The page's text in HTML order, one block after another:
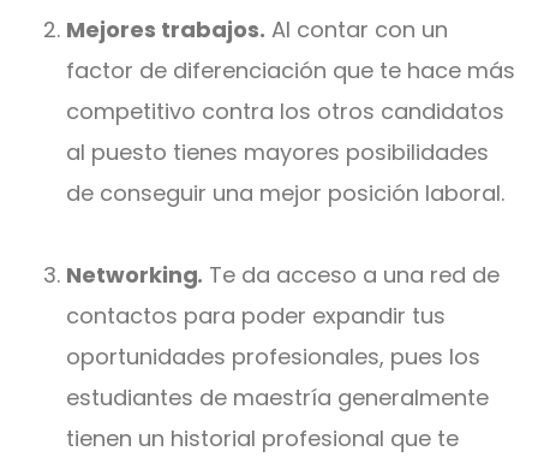
Mejores trabajos. Al contar con un
factor de diferenciación que te hace más
competitivo contra los otros candidatos
al puesto tienes mayores posibilidades
de conseguir una mejor posición laboral.
Networking. Te da acceso a una red de
contactos para poder expandir tus
oportunidades profesionales, pues los
estudiantes de maestría generalmente
tienen un historial profesional que te